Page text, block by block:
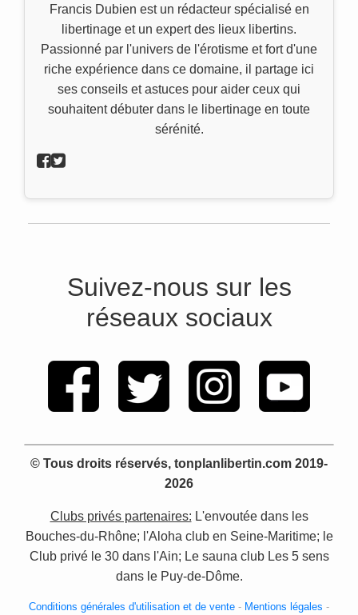
Francis Dubien est un rédacteur spécialisé en
libertinage et un expert des lieux libertins.
Passionné par l'univers de l'érotisme et fort d'une
riche expérience dans ce domaine, il partage ici
ses conseils et astuces pour aider ceux qui
souhaitent débuter dans le libertinage en toute
sérénité.
Suivez-nous sur les
réseaux sociaux
© Tous droits réservés, tonplanlibertin.com 2019-
2026
Clubs privés partenaires: L'envoutée dans les
Bouches-du-Rhône; l'Aloha club en Seine-Maritime; le
Club privé le 30 dans l'Ain; Le sauna club Les 5 sens
dans le Puy-de-Dôme.
Conditions générales d'utilisation et de vente - Mentions légales -